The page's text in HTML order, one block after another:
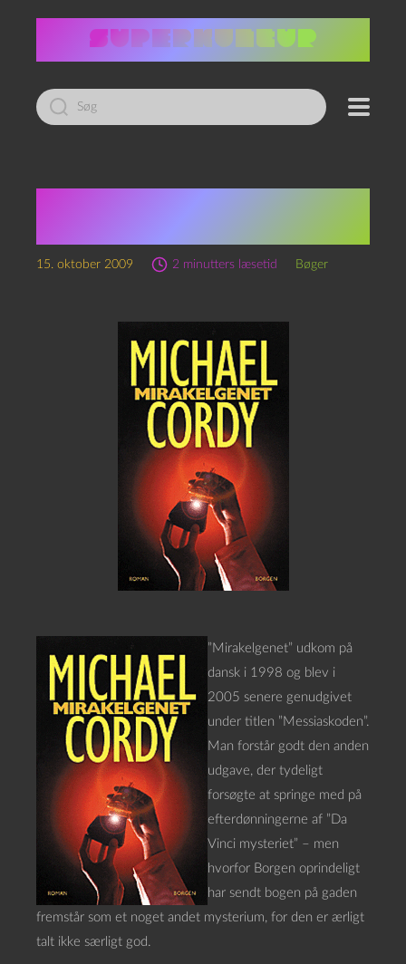
Led
efter:
15. oktober 2009 2 minutters læsetid Bøger
”Mirakelgenet” udkom på
dansk i 1998 og blev i
2005 senere genudgivet
under titlen ”Messiaskoden”.
Man forstår godt den anden
udgave, der tydeligt
forsøgte at springe med på
efterdønningerne af ”Da
Vinci mysteriet” – men
hvorfor Borgen oprindeligt
har sendt bogen på gaden
fremstår som et noget andet mysterium, for den er ærligt
talt ikke særligt god.